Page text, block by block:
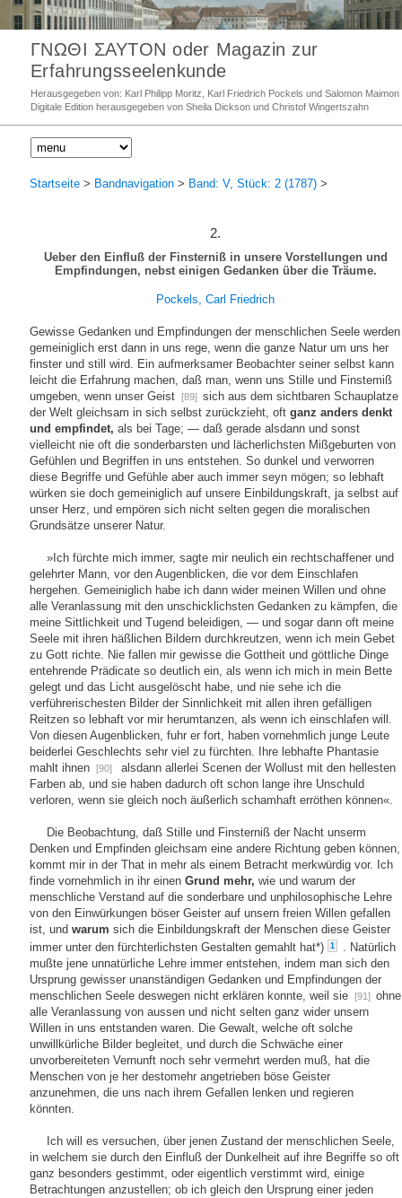
ΓΝΩΘΙ ΣΑΥΤΟΝ oder Magazin zur
Erfahrungsseelenkunde
Herausgegeben von: Karl Philipp Moritz, Karl Friedrich Pockels und Salomon Maimon
Digitale Edition herausgegeben von Sheila Dickson und Christof Wingertszahn
Startseite > Bandnavigation > Band: V, Stück: 2 (1787) >
2.
Ueber den Einfluß der Finsterniß in unsere Vorstellungen und
Empfindungen, nebst einigen Gedanken über die Träume.
Pockels, Carl Friedrich
Gewisse Gedanken und Empfindungen der menschlichen Seele werden
gemeiniglich erst dann in uns rege, wenn die ganze Natur um uns her
finster und still wird. Ein aufmerksamer Beobachter seiner selbst kann
leicht die Erfahrung machen, daß man, wenn uns Stille und Finstemiß
umgeben, wenn unser Geist
[89] sich aus dem sichtbaren Schauplatze
der Welt gleichsam in sich selbst zurückzieht, oft ganz anders denkt
und empfindet, als bei Tage; — daß gerade alsdann und sonst
vielleicht nie oft die sonderbarsten und lächerlichsten Mißgeburten von
Gefühlen und Begriffen in uns entstehen. So dunkel und verworren
diese Begriffe und Gefühle aber auch immer seyn mögen; so lebhaft
würken sie doch gemeiniglich auf unsere Einbildungskraft, ja selbst auf
unser Herz, und empören sich nicht selten gegen die moralischen
Grundsätze unserer Natur.
»Ich fürchte mich immer, sagte mir neulich ein rechtschaffener und
gelehrter Mann, vor den Augenblicken, die vor dem Einschlafen
hergehen. Gemeiniglich habe ich dann wider meinen Willen und ohne
alle Veranlassung mit den unschicklichsten Gedanken zu kämpfen, die
meine Sittlichkeit und Tugend beleidigen, — und sogar dann oft meine
Seele mit ihren häßlichen Bildern durchkreutzen, wenn ich mein Gebet
zu Gott richte. Nie fallen mir gewisse die Gottheit und göttliche Dinge
entehrende Prädicate so deutlich ein, als wenn ich mich in mein Bette
gelegt und das Licht ausgelöscht habe, und nie sehe ich die
verführerischesten Bilder der Sinnlichkeit mit allen ihren gefälligen
Reitzen so lebhaft vor mir herumtanzen, als wenn ich einschlafen will.
Von diesen Augenblicken, fuhr er fort, haben vornehmlich junge Leute
beiderlei Geschlechts sehr viel zu fürchten. Ihre lebhafte Phantasie
mahlt ihnen
[90]
alsdann allerlei Scenen der Wollust mit den hellesten
Farben ab, und sie haben dadurch oft schon lange ihre Unschuld
verloren, wenn sie gleich noch äußerlich schamhaft erröthen können«.
Die Beobachtung, daß Stille und Finsterniß der Nacht unserm
Denken und Empfinden gleichsam eine andere Richtung geben können,
kommt mir in der That in mehr als einem Betracht merkwürdig vor. Ich
finde vornehmlich in ihr einen Grund mehr, wie und warum der
menschliche Verstand auf die sonderbare und unphilosophische Lehre
von den Einwürkungen böser Geister auf unsern freien Willen gefallen
ist, und warum sich die Einbildungskraft der Menschen diese Geister
immer unter den fürchterlichsten Gestalten gemahlt hat*)
1
. Natürlich
mußte jene unnatürliche Lehre immer entstehen, indem man sich den
Ursprung gewisser unanständigen Gedanken und Empfindungen der
menschlichen Seele deswegen nicht erklären konnte, weil sie
[91] ohne
alle Veranlassung von aussen und nicht selten ganz wider unsern
Willen in uns entstanden waren. Die Gewalt, welche oft solche
unwillkürliche Bilder begleitet, und durch die Schwäche einer
unvorbereiteten Vernunft noch sehr vermehrt werden muß, hat die
Menschen von je her destomehr angetrieben böse Geister
anzunehmen, die uns nach ihrem Gefallen lenken und regieren
könnten.
Ich will es versuchen, über jenen Zustand der menschlichen Seele,
in welchem sie durch den Einfluß der Dunkelheit auf ihre Begriffe so oft
ganz besonders gestimmt, oder eigentlich verstimmt wird, einige
Betrachtungen anzustellen; ob ich gleich den Ursprung einer jeden